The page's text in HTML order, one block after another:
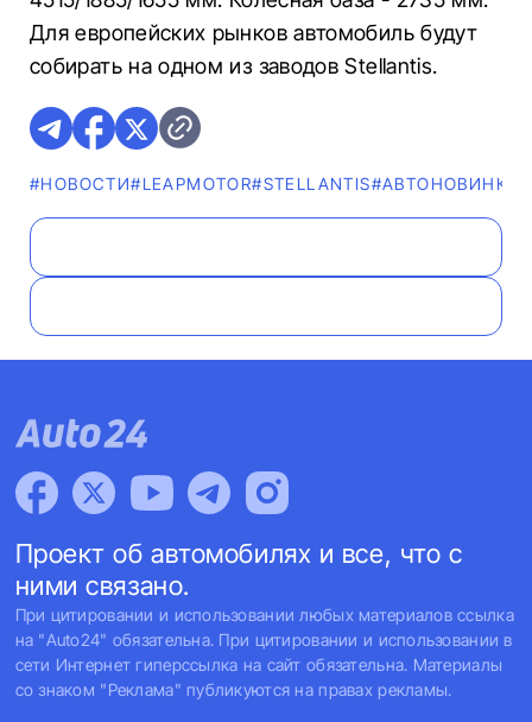
Для европейских рынков автомобиль будут
собирать на одном из заводов Stellantis.
#НОВОСТИ#LEAPMOTOR#STELLANTIS#AВТОНОВИНКИ
Проект об автомобилях и все, что с
ними связано.
При цитировании и использовании любых материалов ссылка
на "Auto24" обязательна. При цитировании и использовании в
сети Интернет гиперссылка на сайт обязательна. Материалы
со знаком "Реклама" публикуются на правах рекламы.